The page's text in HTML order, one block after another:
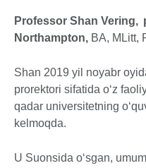
Professor Shan
Northampton, BA, MLitt,
Shan 2019 yil noyabr
prorektori sifatida o‘z
qadar universitetning
kelmoqda.
U Suonsida o‘sgan,